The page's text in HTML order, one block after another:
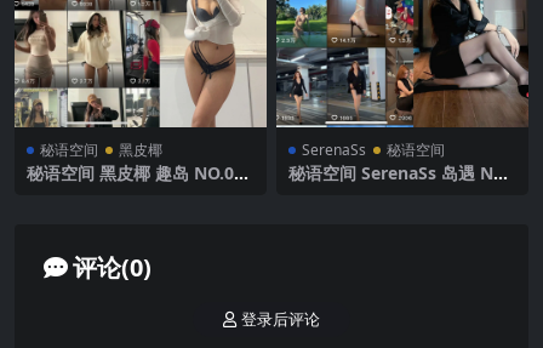
秘语空间 黑皮椰
秘语空间 黑皮椰 趣岛 NO.001
SerenaSs 秘语空间
秘语空间 SerenaSs 岛遇 NO.
评论(0)
登录后评论